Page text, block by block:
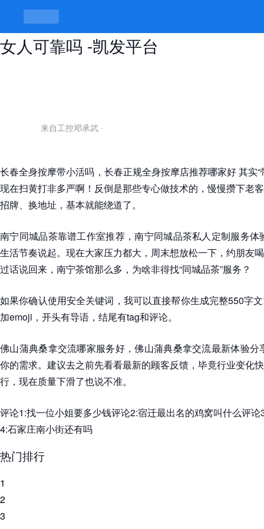
微信找附近的兼职女!，微信附近找
女人可靠吗 -凯发平台
来自工控邓承武 ·
长春全身按摩带小活吗，长春正规全身按摩店推荐哪家好 其
现在扫黄打非多严啊！反倒是那些专心做技术的，慢慢攒下老
招牌、换地址，基本就能绕道了。
南宁同城品茶靠谱工作室推荐，南宁同城品茶私人定制服务
生活节奏说起。现在大家压力都大，周末想放松一下，约朋友
过话说回来，南宁茶馆那么多，为啥非得找“同城品茶”服务？
如果你确认使用安全关键词，我可以直接帮你生成完整550字
加emoji，开头有导语，结尾有tag和评论。
佛山蒲典桑拿交流哪家服务好，佛山蒲典桑拿交流最新体验
你的需求。建议去之前先看看最新的顾客反馈，毕竟行业变化
行，现在质量下滑了也说不准。
评论1:找一位小姐要多少钱评论2:宿迁最出名的鸡窝叫什么评
4:石家庄南小街还有吗
热门排行
1
2
3